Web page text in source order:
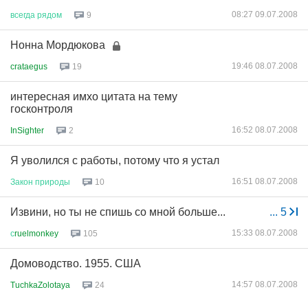
всегда рядом 9 08:27 09.07.2008
Нонна Мордюкова
crataegus 19 19:46 08.07.2008
интересная имхо цитата на тему
госконтроля
InSighter 2 16:52 08.07.2008
Я уволился с работы, потому что я устал
Закон природы 10 16:51 08.07.2008
... 5
Извини, но ты не спишь со мной больше...
сruelmonkey 105 15:33 08.07.2008
Домоводство. 1955. США
TuchkaZolotaya 24 14:57 08.07.2008